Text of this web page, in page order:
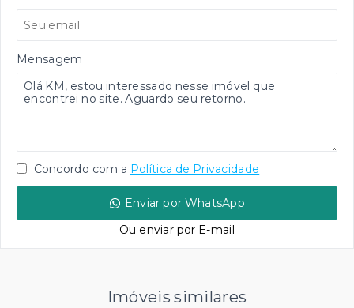
Mensagem
Concordo com a Política de Privacidade
Enviar por WhatsApp
Ou enviar por E-mail
Imóveis similares